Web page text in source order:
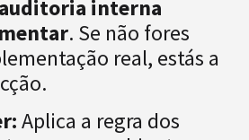
auditoria interna
. Se não fores
real, estás a
Aplica a regra dos